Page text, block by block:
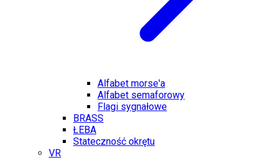
Alfabet morse'a
Alfabet semaforowy
Flagi sygnałowe
BRASS
ŁEBA
Stateczność okrętu
VR